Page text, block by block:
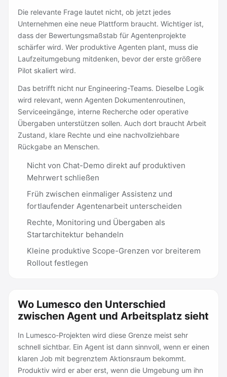
Die relevante Frage lautet nicht, ob jetzt jedes
Unternehmen eine neue Plattform braucht. Wichtiger ist,
dass der Bewertungsmaßstab für Agentenprojekte
schärfer wird. Wer produktive Agenten plant, muss die
Laufzeitumgebung mitdenken, bevor der erste größere
Pilot skaliert wird.
Das betrifft nicht nur Engineering-Teams. Dieselbe Logik
wird relevant, wenn Agenten Dokumentenroutinen,
Serviceeingänge, interne Recherche oder operative
Übergaben unterstützen sollen. Auch dort braucht Arbeit
Zustand, klare Rechte und eine nachvollziehbare
Rückgabe an Menschen.
Nicht von Chat-Demo direkt auf produktiven
Mehrwert schließen
Früh zwischen einmaliger Assistenz und
fortlaufender Agentenarbeit unterscheiden
Rechte, Monitoring und Übergaben als
Startarchitektur behandeln
Kleine produktive Scope-Grenzen vor breiterem
Rollout festlegen
Wo Lumesco den Unterschied
zwischen Agent und Arbeitsplatz sieht
In Lumesco-Projekten wird diese Grenze meist sehr
schnell sichtbar. Ein Agent ist dann sinnvoll, wenn er einen
klaren Job mit begrenztem Aktionsraum bekommt.
Produktiv wird er aber erst, wenn die Umgebung um ihn